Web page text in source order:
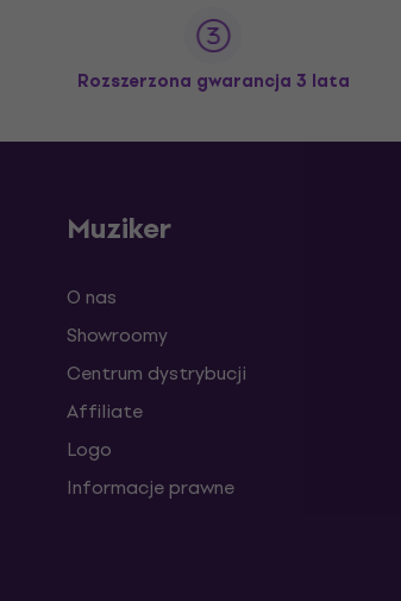
Rozszerzona gwarancja 3 lata
Muziker
O nas
Showroomy
Centrum dystrybucji
Affiliate
Logo
Informacje prawne